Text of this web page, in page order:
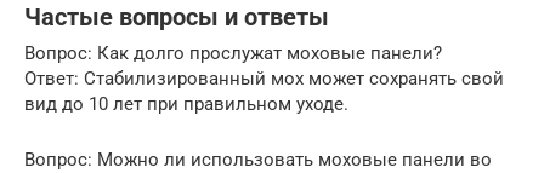
Частые вопросы и ответы
Вопрос: Как долго прослужат моховые панели?
Ответ: Стабилизированный мох может сохранять свой
вид до 10 лет при правильном уходе.
Вопрос: Можно ли использовать моховые панели во